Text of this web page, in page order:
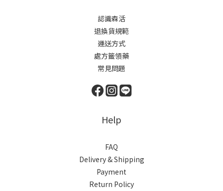
認識森活
退換貨規範
運送方式
處方籤領藥
常見問題
Help
FAQ
Delivery & Shipping
Payment
Return Policy